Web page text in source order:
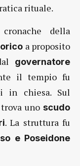
rituale.
della
a proposito
governatore
il tempio fu
in chiesa. Sul
uno scudo
. La struttura fu
e Poseidone